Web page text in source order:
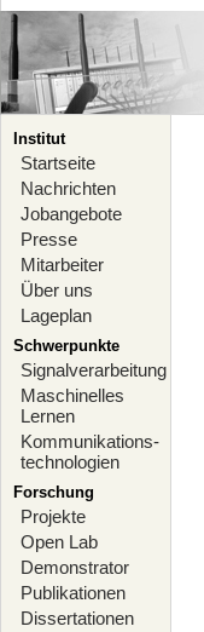
Institut
Startseite
Nachrichten
Jobangebote
Presse
Mitarbeiter
Über uns
Lageplan
Schwerpunkte
Signalverarbeitung
Maschinelles
Lernen
Kommunikations-
technologien
Forschung
Projekte
Open Lab
Demonstrator
Publikationen
Dissertationen